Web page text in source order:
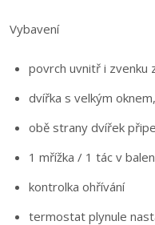
Vybavení
povrch uvnitř i zvenku
dvířka s velkým
obě strany dvířek
1 mřížka / 1 tác v
kontrolka ohřívání
termostat plynule